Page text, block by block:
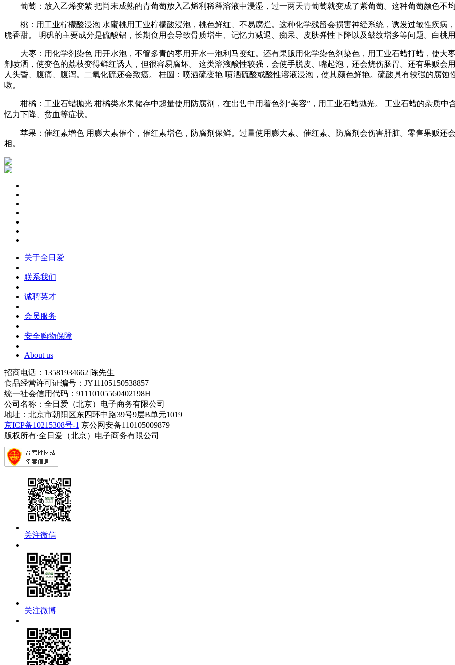
葡萄：放入乙烯变紫 把尚未成熟的青葡萄放入乙烯利稀释溶液中浸湿，过一两天青葡萄就变成了紫葡萄。这种葡萄颜色不
桃：用工业柠檬酸浸泡 水蜜桃用工业柠檬酸浸泡，桃色鲜红、不易腐烂。这种化学残留会损害神经系统，诱发过敏性疾病
脆香甜。 明矾的主要成分是硫酸铝，长期食用会导致骨质增生、记忆力减退、痴呆、皮肤弹性下降以及皱纹增多等问题。白桃
大枣：用化学剂染色 用开水泡，不管多青的枣用开水一泡利马变红。还有果贩用化学染色剂染色，用工业石蜡打蜡，使大
剂喷洒，使变色的荔枝变得鲜红诱人，但很容易腐坏。 这类溶液酸性较强，会使手脱皮、嘴起泡，还会烧伤肠胃。还有果贩会
人头昏、腹痛、腹泻。二氧化硫还会致癌。 桂圆：喷洒硫变艳 喷洒硫酸或酸性溶液浸泡，使其颜色鲜艳。硫酸具有较强的腐
嗽。
柑橘：工业石蜡抛光 柑橘类水果储存中超量使用防腐剂，在出售中用着色剂“美容”，用工业石蜡抛光。 工业石蜡的杂质中
忆力下降、贫血等症状。
苹果：催红素增色 用膨大素催个，催红素增色，防腐剂保鲜。过量使用膨大素、催红素、防腐剂会伤害肝脏。零售果贩还
相。
关于全日爱
联系我们
诚聘英才
会员服务
安全购物保障
About us
招商电话：13581934662 陈先生
食品经营许可证编号：JY11105150538857
统一社会信用代码：91110105560402198H
公司名称：全日爱（北京）电子商务有限公司
地址：北京市朝阳区东四环中路39号9层B单元1019
京ICP备10215308号-1 京公网安备110105009879
版权所有·全日爱（北京）电子商务有限公司
关注微信
关注微博